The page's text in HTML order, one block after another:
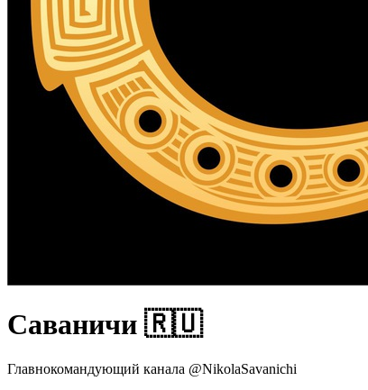
Саваничи 🇷🇺
Главнокомандующий канала @NikolaSavanichi